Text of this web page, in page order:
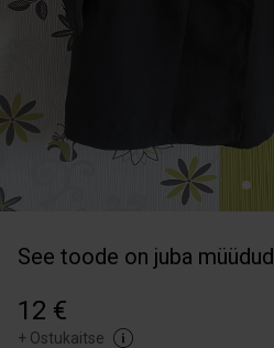
See toode on juba müüdud
12 €
+ Ostukaitse